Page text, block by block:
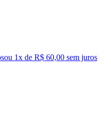
ou 1x de R$ 60,00 sem juros